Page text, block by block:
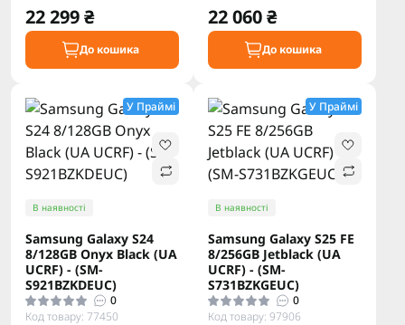
22 299 ₴
До кошика
22 060 ₴
До кошика
У Праймі
В наявності
Samsung Galaxy S24
8/128GB Onyx Black (UA
UCRF) - (SM-
S921BZKDEUC)
0
Код товару: 77450
У Праймі
В наявності
Samsung Galaxy S25 FE
8/256GB Jetblack (UA
UCRF) - (SM-
S731BZKGEUC)
0
Код товару: 97906